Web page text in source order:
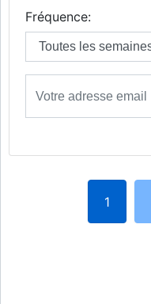
Fréquence:
1